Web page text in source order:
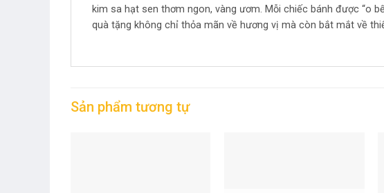
kim sa hạt sen thơm ngon, vàng ươm. Mỗi chiếc bánh được “o
quà tặng không chỉ thỏa mãn về hương vị mà còn bắt mắt về
Sản phẩm tương tự